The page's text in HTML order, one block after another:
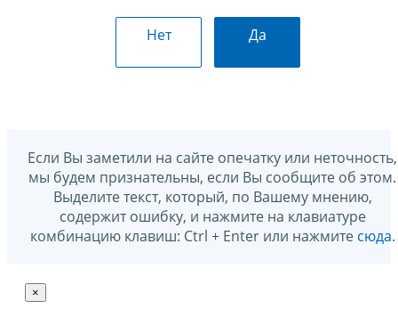
Нет Да
Если Вы заметили на сайте опечатку или неточность,
мы будем признательны, если Вы сообщите об этом.
Выделите текст, который, по Вашему мнению,
содержит ошибку, и нажмите на клавиатуре
комбинацию клавиш: Ctrl + Enter или нажмите сюда.
×